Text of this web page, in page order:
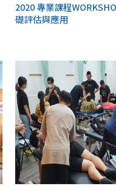
2020 專業課程
礎評估與應用